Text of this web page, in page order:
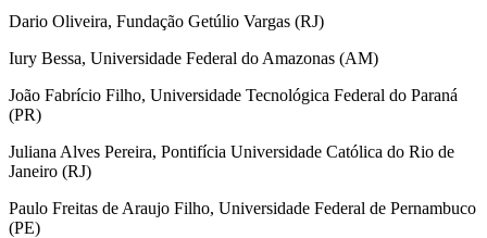
Dario Oliveira, Fundação Getúlio Vargas (RJ)
Iury Bessa, Universidade Federal do Amazonas (AM)
João Fabrício Filho, Universidade Tecnológica Federal do Paraná
(PR)
Juliana Alves Pereira, Pontifícia Universidade Católica do Rio de
Janeiro (RJ)
Paulo Freitas de Araujo Filho, Universidade Federal de Pernambuco
(PE)